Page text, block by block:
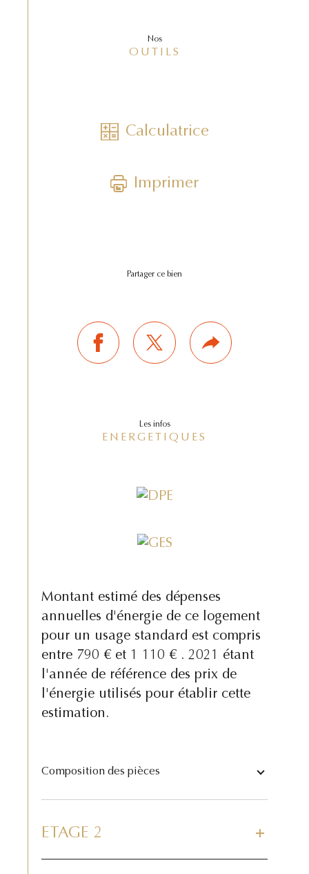
Nos
OUTILS
Calculatrice
Imprimer
Partager ce bien
Les infos
ENERGETIQUES
Montant estimé des dépenses
annuelles d'énergie de ce logement
pour un usage standard est compris
entre 790 € et 1 110 € . 2021 étant
l'année de référence des prix de
l'énergie utilisés pour établir cette
estimation.
Composition des pièces
ETAGE 2